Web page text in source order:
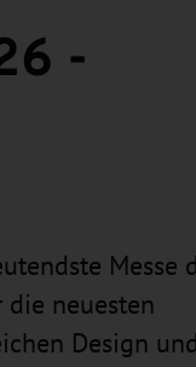
-
Messe
die neuesten
Design und